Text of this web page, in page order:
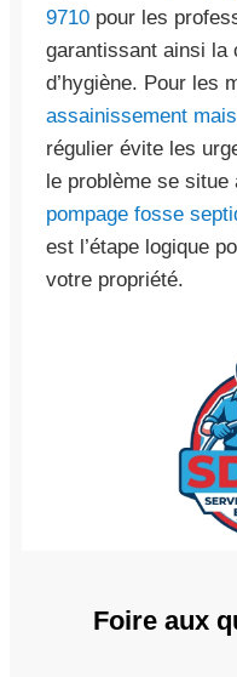
9710 pour les
garantissant ainsi la
d’hygiène. Pour les
assainissement
régulier évite les
le problème se
pompage fosse
est l’étape logique
votre propriété.
Foire aux